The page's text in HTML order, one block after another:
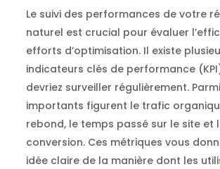
Le suivi des performances de votre
naturel est crucial pour évaluer
efforts d’optimisation. Il existe
indicateurs clés de performance
devriez surveiller régulièrement.
importants figurent le trafic
rebond, le temps passé sur le site et
conversion. Ces métriques vous
idée claire de la manière dont les